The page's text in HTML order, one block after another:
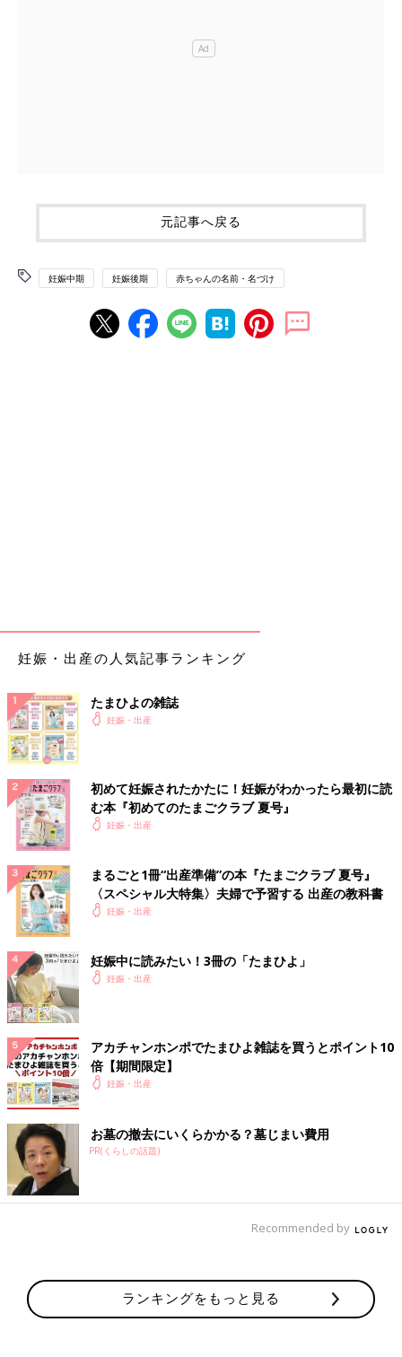
元記事へ戻る
妊娠中期 妊娠後期 赤ちゃんの名前・名づけ
妊娠・出産の人気記事ランキング
たまひよの雑誌
妊娠・出産
初めて妊娠されたかたに！妊娠がわかったら最初に読
む本『初めてのたまごクラブ 夏号』
妊娠・出産
まるごと1冊“出産準備”の本『たまごクラブ 夏号』
〈スペシャル大特集〉夫婦で予習する 出産の教科書
妊娠・出産
妊娠中に読みたい！3冊の「たまひよ」
妊娠・出産
アカチャンホンポでたまひよ雑誌を買うとポイント10
倍【期間限定】
妊娠・出産
お墓の撤去にいくらかかる？墓じまい費用
PR(くらしの話題)
Recommended by
ランキングをもっと見る